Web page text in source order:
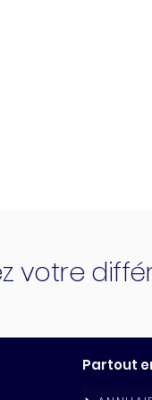
votre
Partout